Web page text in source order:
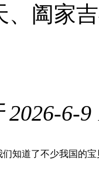
、阖家
2026-6-9
知道了不少我国的